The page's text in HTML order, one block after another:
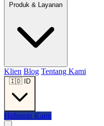
Produk & Layanan
Klien Blog Tentang Kami
🇮🇩 ID
Hubungi Kami